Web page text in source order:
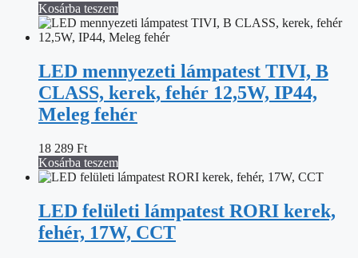
Kosárba teszem
LED mennyezeti lámpatest TIVI, B
CLASS, kerek, fehér 12,5W, IP44,
Meleg fehér
18 289 Ft
Kosárba teszem
LED felületi lámpatest RORI kerek,
fehér, 17W, CCT